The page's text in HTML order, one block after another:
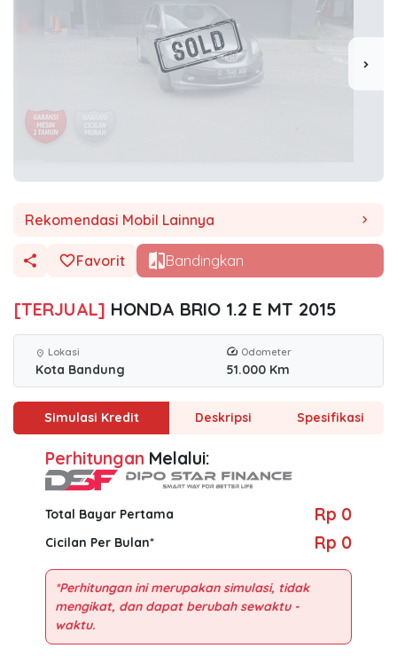
chevron_right
Rekomendasi Mobil Lainnya chevron_right
Favorit Bandingkan
[TERJUAL] HONDA BRIO 1.2 E MT 2015
location_on Lokasi
Kota Bandung
Odometer
51.000 Km
Simulasi Kredit Deskripsi Spesifikasi
Perhitungan Melalui:
Total Bayar Pertama Rp 0
Cicilan Per Bulan* Rp 0
*Perhitungan ini merupakan simulasi, tidak
mengikat, dan dapat berubah sewaktu -